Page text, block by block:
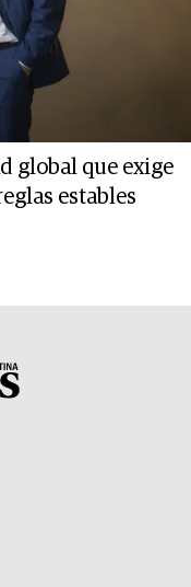
global que exige
estables